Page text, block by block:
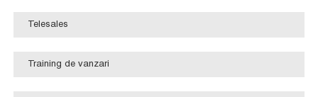
Telesales
Training de vanzari